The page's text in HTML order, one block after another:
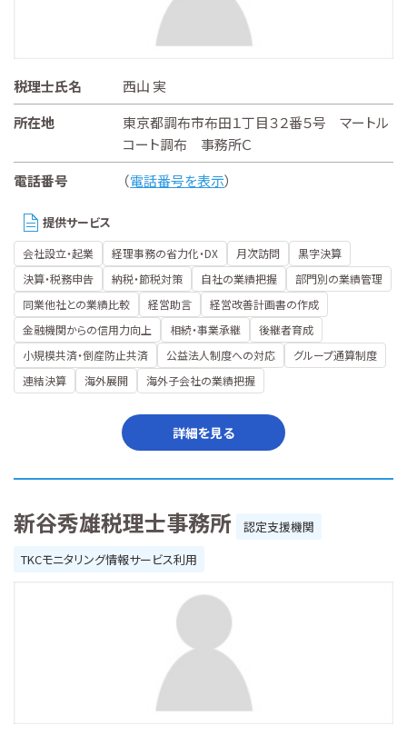
税理士氏名
西山 実
所在地
東京都調布市布田１丁目３２番５号 マートル
コート調布 事務所Ｃ
電話番号
（電話番号を表示）
提供サービス
会社設立・起業 経理事務の省力化・DX 月次訪問
黒字決算
決算・税務申告
納税・節税対策 自社の業績把握
部門別の業績管理
同業他社との業績比較
経営助言
経営改善計画書の作成
金融機関からの信用力向上
相続・事業承継
後継者育成
小規模共済・倒産防止共済
公益法人制度への対応
グループ通算制度
連結決算
海外展開 海外子会社の業績把握
詳細を見る
新谷秀雄税理士事務所
認定支援機関
TKCモニタリング情報サービス利用